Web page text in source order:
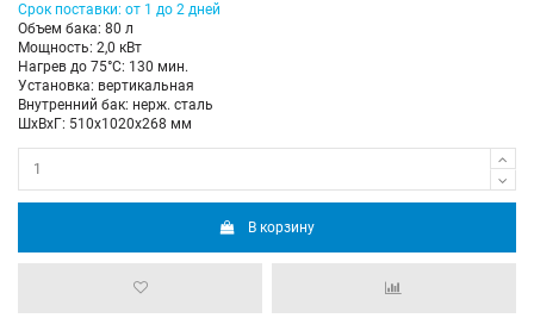
Срок поставки: от 1 до 2 дней
Объем бака: 80 л
Мощность: 2,0 кВт
Нагрев до 75°С: 130 мин.
Установка: вертикальная
Внутренний бак: нерж. сталь
ШхВхГ: 510х1020х268 мм
В корзину